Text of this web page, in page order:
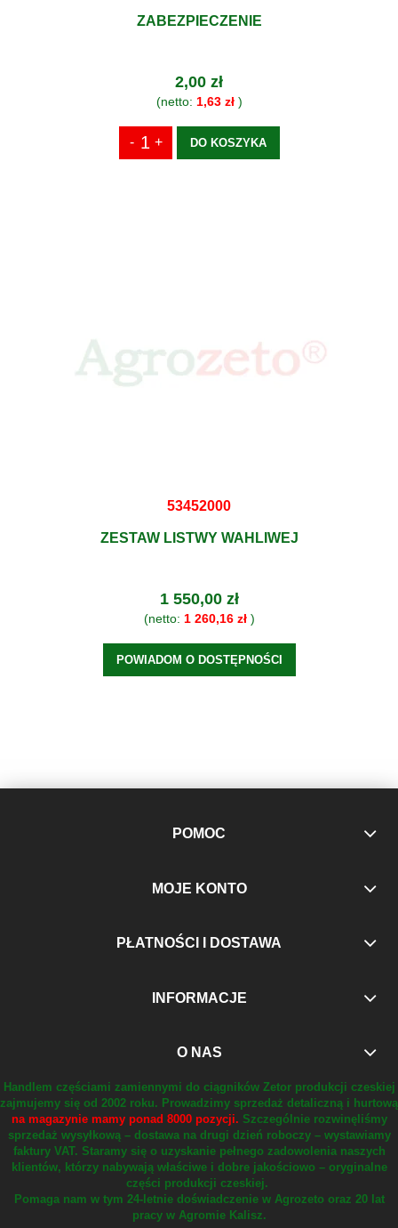
ZABEZPIECZENIE
2,00 zł
(netto: 1,63 zł)
DO KOSZYKA
53452000
ZESTAW LISTWY WAHLIWEJ
1 550,00 zł
(netto: 1 260,16 zł)
POWIADOM O DOSTĘPNOŚCI
POMOC
MOJE KONTO
PŁATNOŚCI I DOSTAWA
INFORMACJE
O NAS
Handlem częściami zamiennymi do ciągników Zetor produkcji czeskiej
zajmujemy się od 2002 roku. Prowadzimy sprzedaż detaliczną i hurtową
na magazynie mamy ponad 8000 pozycji. Szczególnie rozwinęliśmy
sprzedaż wysyłkową – dostawa na drugi dzień roboczy – wystawiamy
faktury VAT. Staramy się o uzyskanie pełnego zadowolenia naszych
klientów, którzy nabywają właściwe i dobre jakościowo – oryginalne
części produkcji czeskiej.
Pomaga nam w tym 24-letnie doświadczenie w Agrozeto oraz 20 lat
pracy w Agromie Kalisz.